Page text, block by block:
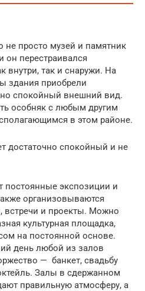
не просто музей и памятник
он перестраивался
внутри, так и снаружи. На
здания приобрели
спокойный внешний вид.
особняк с любым другим
в этом районе.
достаточно спокойный и не
постоянные экспозиции и
организовываются
встречи и проекты. Можно
культурная площадка,
на постоянной основе.
день любой из залов
— банкет, свадьбу
Залы в сдержанном
правильную атмосферу, а